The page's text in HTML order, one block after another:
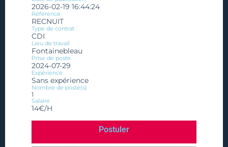
2026-02-19 16:44:24
Référence
RECNUIT
Type de contrat
CDI
Lieu de travail
Fontainebleau
Prise de poste
2024-07-29
Expérience
Sans expérience
Nombre de poste(s)
1
Salaire
14€/H
Postuler